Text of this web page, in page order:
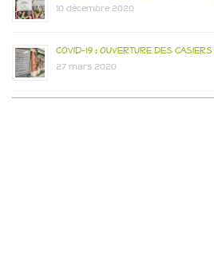
10 décembre 2020
Covid-19 : Ouverture des
27 mars 2020